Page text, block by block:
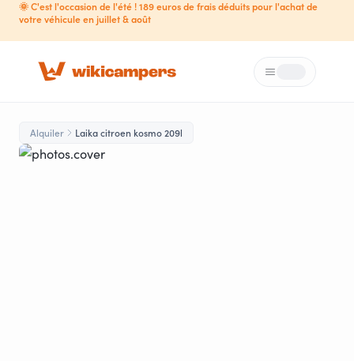
🌞 C'est l'occasion de l'été ! 189 euros de frais déduits pour l'achat de
votre véhicule en juillet & août
Loading...
Alquiler Laika citroen kosmo 209l